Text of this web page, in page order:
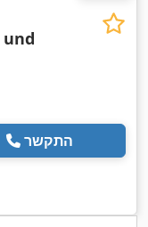
התקשר